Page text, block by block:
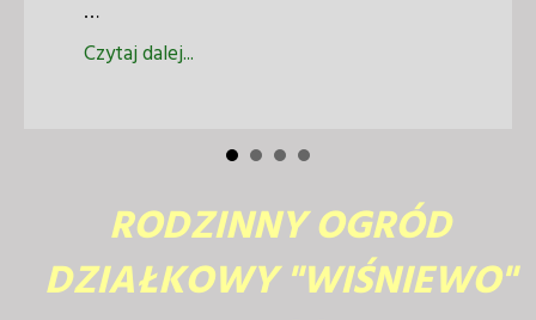
– sport, rywalizacja i wieczorna zabawa z DUO-MIX!
Czytaj dalej...about Pchli Targ „Nie wyrzucaj – daj
RODZINNY OGRÓD
DZIAŁKOWY "WIŚNIEWO"
W WAGOWIE